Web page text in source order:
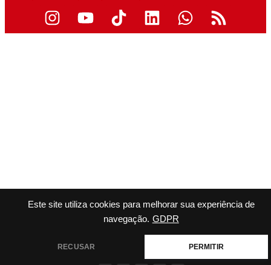
Este site utiliza cookies para melhorar sua experiência de
navegação. GDPR
RECUSAR PERMITIR